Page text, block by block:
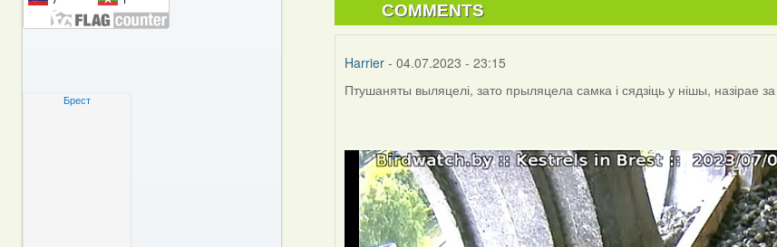
COMMENTS
Harrier - 04.07.2023 - 23:15
Птушаняты выляцелі, зато прыляцела самка і сядзіць у нішы, назірае
Брест